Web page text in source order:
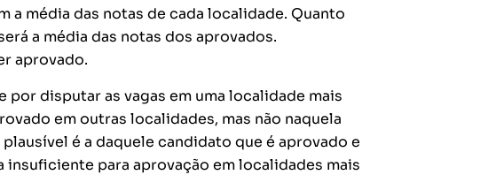
média das notas de cada localidade. Quanto
a média das notas dos aprovados.
aprovado.
disputar as vagas em uma localidade mais
em outras localidades, mas não naquela
é a daquele candidato que é aprovado e
para aprovação em localidades mais